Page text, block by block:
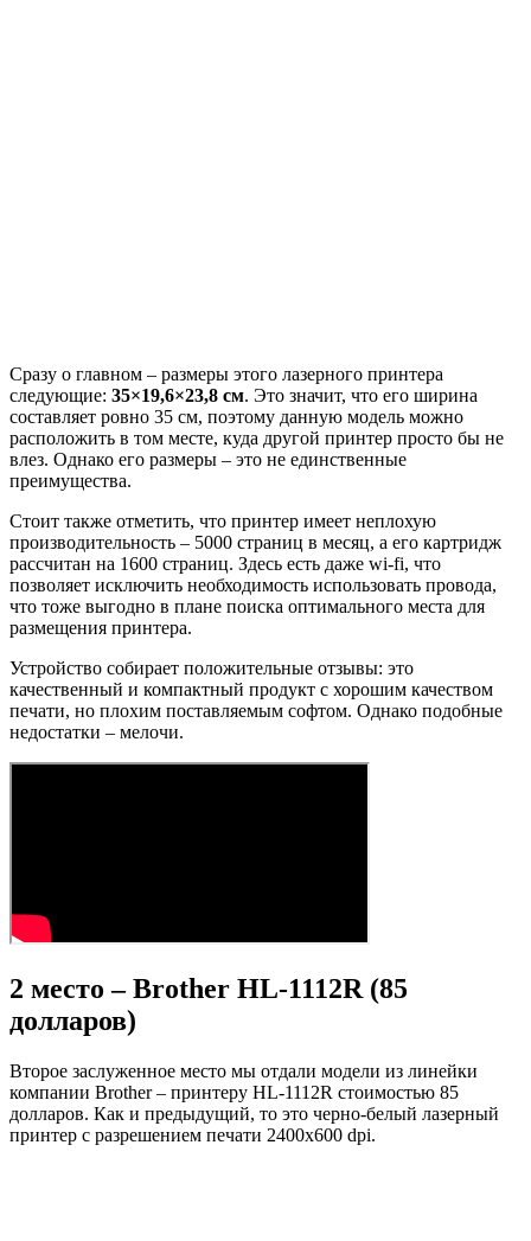
Сразу о главном – размеры этого лазерного принтера
следующие: 35×19,6×23,8 см. Это значит, что его ширина
составляет ровно 35 см, поэтому данную модель можно
расположить в том месте, куда другой принтер просто бы не
влез. Однако его размеры – это не единственные
преимущества.
Стоит также отметить, что принтер имеет неплохую
производительность – 5000 страниц в месяц, а его картридж
рассчитан на 1600 страниц. Здесь есть даже wi-fi, что
позволяет исключить необходимость использовать провода,
что тоже выгодно в плане поиска оптимального места для
размещения принтера.
Устройство собирает положительные отзывы: это
качественный и компактный продукт с хорошим качеством
печати, но плохим поставляемым софтом. Однако подобные
недостатки – мелочи.
2 место – Brother HL-1112R (85
долларов)
Второе заслуженное место мы отдали модели из линейки
компании Brother – принтеру HL-1112R стоимостью 85
долларов. Как и предыдущий, то это черно-белый лазерный
принтер с разрешением печати 2400х600 dpi.